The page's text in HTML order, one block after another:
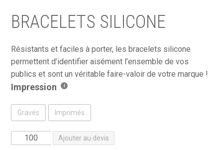
BRACELETS SILICONE
Résistants et faciles à porter, les bracelets silicone
permettent d’identifier aisément l’ensemble de vos
publics et sont un véritable faire-valoir de votre marque !
Impression
Gravés Imprimés
quantité
Ajouter au devis